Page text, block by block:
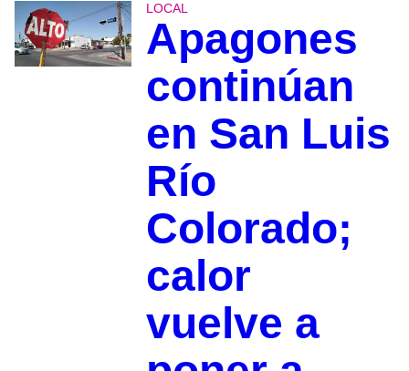
LOCAL
Apagones
continúan
en San Luis
Río
Colorado;
calor
vuelve a